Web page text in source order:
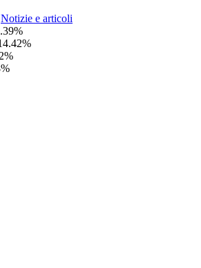
Notizie e articoli